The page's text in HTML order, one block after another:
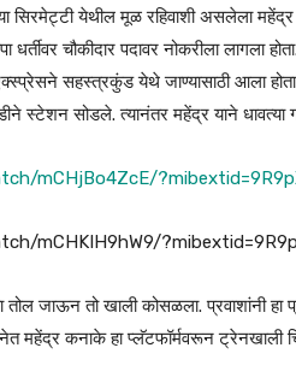
सिरमेट्टी येथील मूळ रहिवाशी असलेला महेंद्र
धर्तीवर चौकीदार पदावर नोकरीला लागला
सहस्त्रकुंड येथे जाण्यासाठी आला
स्टेशन सोडले. त्यानंतर महेंद्र याने धावत्या
mCHjBo4ZcE/
mCHKIH9hW9/
तोल जाऊन तो खाली कोसळला. प्रवाशांनी
महेंद्र कनाके हा प्लॅटफॉर्मवरून ट्रेनखाली